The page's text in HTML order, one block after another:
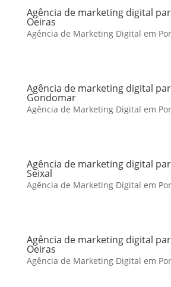
Agência de marketing digital
Oeiras
Agência de Marketing Digital em
Agência de marketing digital
Gondomar
Agência de Marketing Digital em
Agência de marketing digital
Seixal
Agência de Marketing Digital em
Agência de marketing digital
Oeiras
Agência de Marketing Digital em